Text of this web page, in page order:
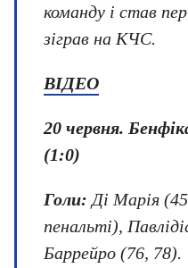
команду і став
зіграв на КЧС.
ВІДЕО
20 червня.
(1:0)
Голи: Ді Марія
пенальті),
Баррейро (76, 78).